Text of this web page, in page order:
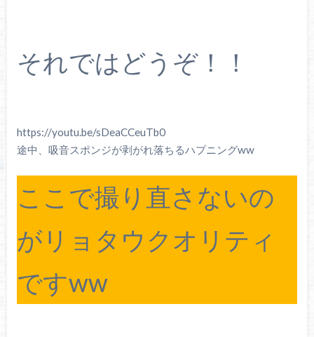
それではどうぞ！！
https://youtu.be/sDeaCCeuTb0
途中、吸音スポンジが剥がれ落ちるハプニングww
ここで撮り直さないの
がリョタウクオリティ
ですww